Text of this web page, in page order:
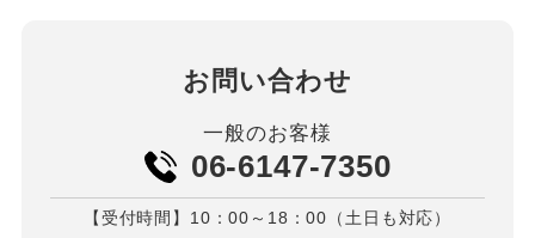
お問い合わせ
一般のお客様
06-6147-7350
【受付時間】10：00～18：00（土日も対応）